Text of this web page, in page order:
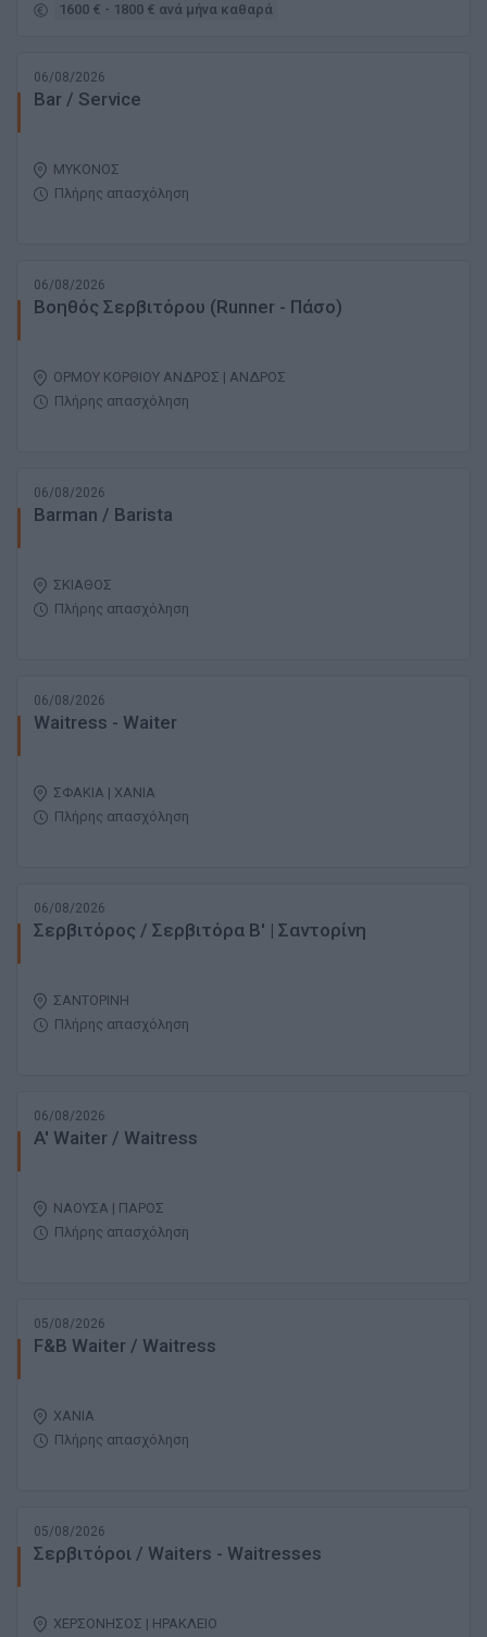
1600 € - 1800 € ανά μήνα καθαρά
06/08/2026
Bar / Service
ΜΥΚΟΝΟΣ
Πλήρης απασχόληση
06/08/2026
Βοηθός Σερβιτόρου (Runner - Πάσο)
ΟΡΜΟΥ ΚΟΡΘΙΟΥ ΑΝΔΡΟΣ | ΑΝΔΡΟΣ
Πλήρης απασχόληση
06/08/2026
Barman / Barista
ΣΚΙΑΘΟΣ
Πλήρης απασχόληση
06/08/2026
Waitress - Waiter
ΣΦΑΚΙΑ | ΧΑΝΙΑ
Πλήρης απασχόληση
06/08/2026
Σερβιτόρος / Σερβιτόρα B' | Σαντορίνη
ΣΑΝΤΟΡΙΝΗ
Πλήρης απασχόληση
06/08/2026
A' Waiter / Waitress
ΝΑΟΥΣΑ | ΠΑΡΟΣ
Πλήρης απασχόληση
05/08/2026
F&B Waiter / Waitress
ΧΑΝΙΑ
Πλήρης απασχόληση
05/08/2026
Σερβιτόροι / Waiters - Waitresses
ΧΕΡΣΟΝΗΣΟΣ | ΗΡΑΚΛΕΙΟ